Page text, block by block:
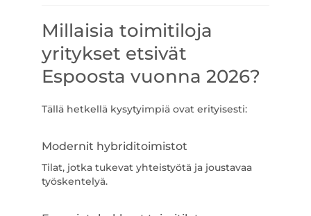
Millaisia toimitiloja
yritykset etsivät
Espoosta vuonna 2026?
Tällä hetkellä kysytyimpiä ovat erityisesti:
Modernit hybriditoimistot
Tilat, jotka tukevat yhteistyötä ja joustavaa
työskentelyä.